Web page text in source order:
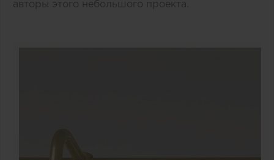
авторы этого небольшого проекта.